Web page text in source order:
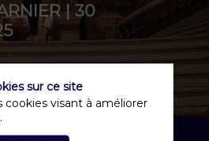
| 30
sur ce site
cookies visant à améliorer